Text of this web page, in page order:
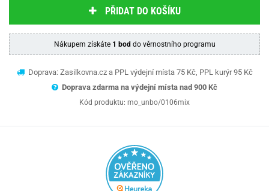
PŘIDAT DO KOŠÍKU
Nákupem získáte 1 bod do věrnostního programu
Doprava: Zasilkovna.cz a PPL výdejní místa 75 Kč, PPL kurýr 95 Kč
Doprava zdarma na výdejní místa nad 900 Kč
Kód produktu: mo_unbo/0106mix